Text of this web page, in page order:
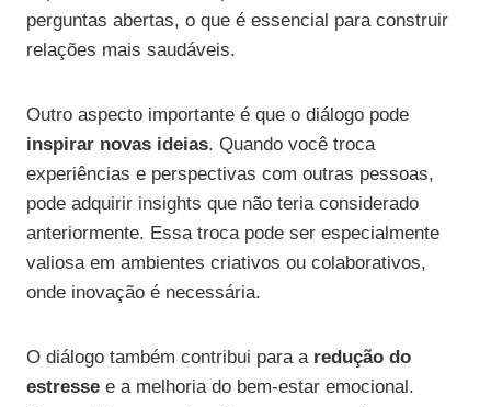
perguntas abertas, o que é essencial para construir
relações mais saudáveis.
Outro aspecto importante é que o diálogo pode
inspirar novas ideias. Quando você troca
experiências e perspectivas com outras pessoas,
pode adquirir insights que não teria considerado
anteriormente. Essa troca pode ser especialmente
valiosa em ambientes criativos ou colaborativos,
onde inovação é necessária.
O diálogo também contribui para a redução do
estresse e a melhoria do bem-estar emocional.